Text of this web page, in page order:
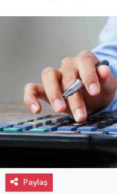
Paylaş
Spor
Eğitim